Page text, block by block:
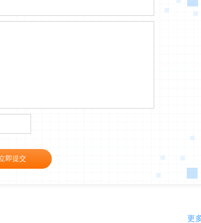
即提交
更